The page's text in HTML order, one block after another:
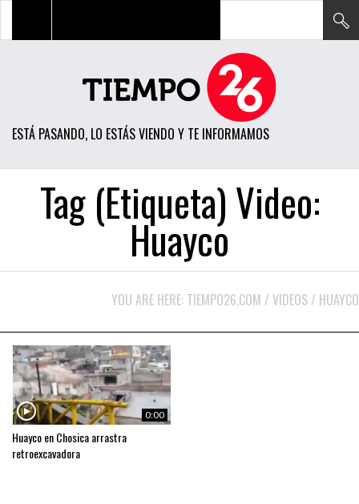
ESTÁ PASANDO, LO ESTÁS VIENDO Y TE INFORMAMOS
POLÍTICA
ECONOMÍA
SOCIEDAD
OPINIÓN
ENTRETENIMIENTO
TECH
VIDEOS
Tag (Etiqueta) Video:
Huayco
YOU ARE HERE: TIEMPO26.COM / VIDEOS / HUAYCO
0:00
Huayco en Chosica arrastra
retroexcavadora